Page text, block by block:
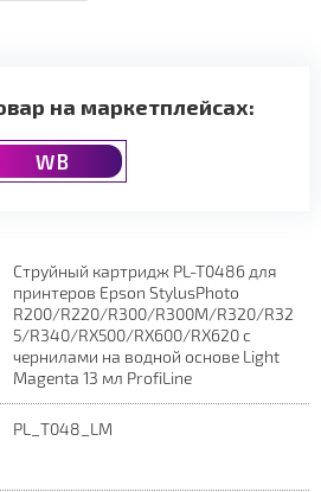
на маркетплейсах:
WB
Струйный картридж PL-T0486 для
принтеров Epson StylusPhoto
R200/R220/R300/R300M/R320/R32
5/R340/RX500/RX600/RX620 с
чернилами на водной основе Light
Magenta 13 мл ProfiLine
PL_T048_LM